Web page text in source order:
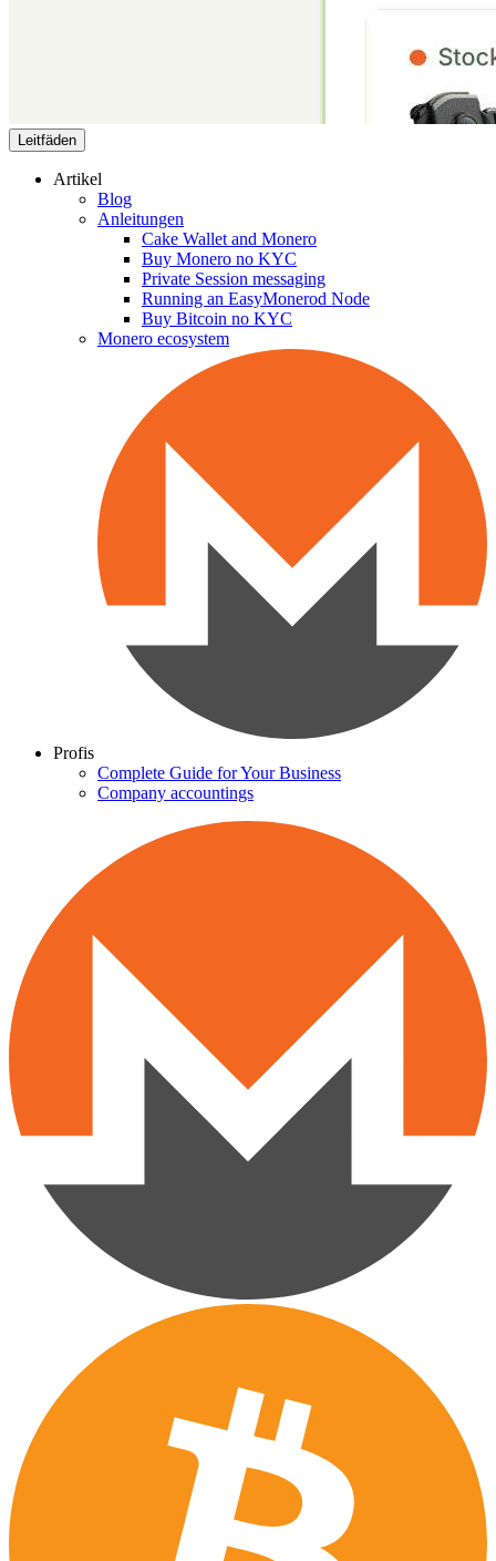
Leitfäden
Artikel
Blog
Anleitungen
Cake Wallet and Monero
Buy Monero no KYC
Private Session messaging
Running an EasyMonerod Node
Buy Bitcoin no KYC
Monero ecosystem
Profis
Complete Guide for Your Business
Company accountings